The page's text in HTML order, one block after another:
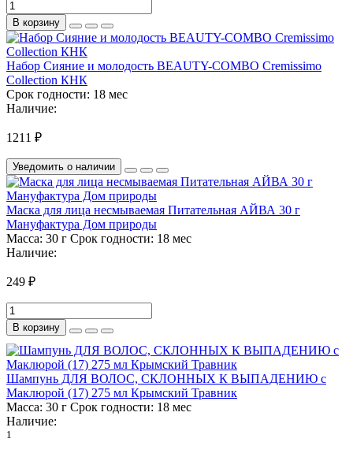
В корзину
Набор Сияние и молодость BEAUTY-COMBO Cremissimo
Collection КНК
Срок годности: 18 мес
Наличие:
1211 ₽
Уведомить о наличии
Маска для лица несмываемая Питательная АЙВА 30 г
Мануфактура Дом природы
Масса: 30 г Срок годности: 18 мес
Наличие:
249 ₽
В корзину
Шампунь ДЛЯ ВОЛОС, СКЛОННЫХ К ВЫПАДЕНИЮ с
Маклюрой (17) 275 мл Крымский Травник
Масса: 30 г Срок годности: 18 мес
Наличие:
1